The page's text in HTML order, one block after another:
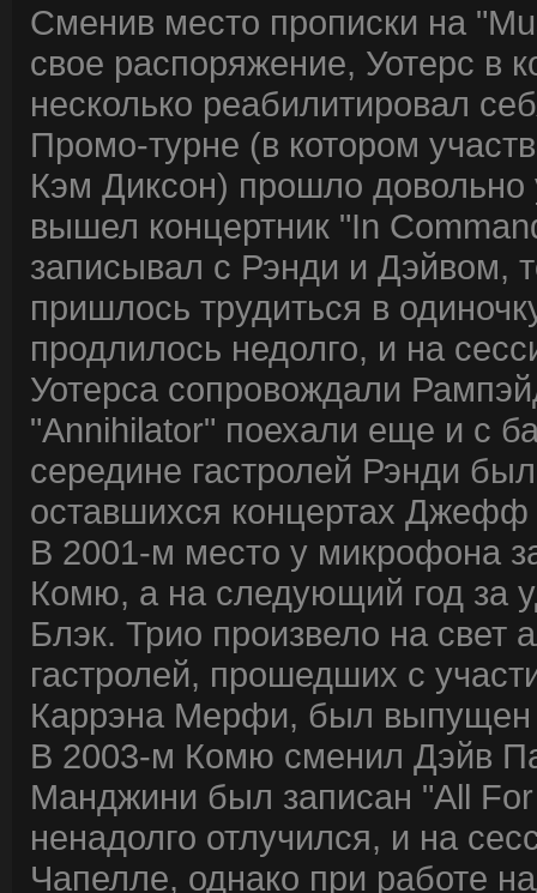
Сменив место прописки на
свое распоряжение, Уотерс в
несколько реабилитировал
Промо-турне (в котором
Кэм Диксон) прошло довольно
вышел концертник "In
записывал с Рэнди и Дэйвом,
пришлось трудиться в
продлилось недолго, и на
Уотерса сопровождали
"Annihilator" поехали еще и с
середине гастролей Рэнди
оставшихся концертах
В 2001-м место у микрофона
Комю, а на следующий год за
Блэк. Трио произвело на свет
гастролей, прошедших с
Каррэна Мерфи, был выпущен
В 2003-м Комю сменил Дэйв
Манджини был записан "All
ненадолго отлучился, и на
Чапелле, однако при работе